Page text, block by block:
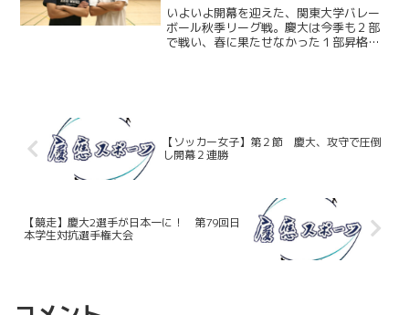
いよいよ開幕を迎えた、関東大学バレー
ボール秋季リーグ戦。慶大は今季も２部
で戦い、春に果たせなかった１部昇格を
【ソッカー女子】第２節 慶大、攻守で圧倒
し開幕２連勝
【競走】慶大2選手が日本一に！ 第79回日
本学生対抗選手権大会